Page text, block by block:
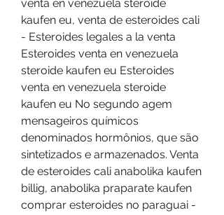
venta en venezuela steroide
kaufen eu, venta de esteroides cali
- Esteroides legales a la venta
Esteroides venta en venezuela
steroide kaufen eu Esteroides
venta en venezuela steroide
kaufen eu No segundo agem
mensageiros químicos
denominados hormônios, que são
sintetizados e armazenados. Venta
de esteroides cali anabolika kaufen
billig, anabolika praparate kaufen
comprar esteroides no paraguai -